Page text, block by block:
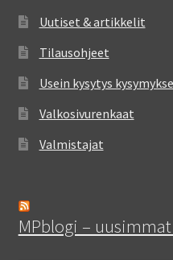
Uutiset & artikkelit
Tilausohjeet
Usein kysytys
Valkosivurenkaat
Valmistajat
MPblogi –